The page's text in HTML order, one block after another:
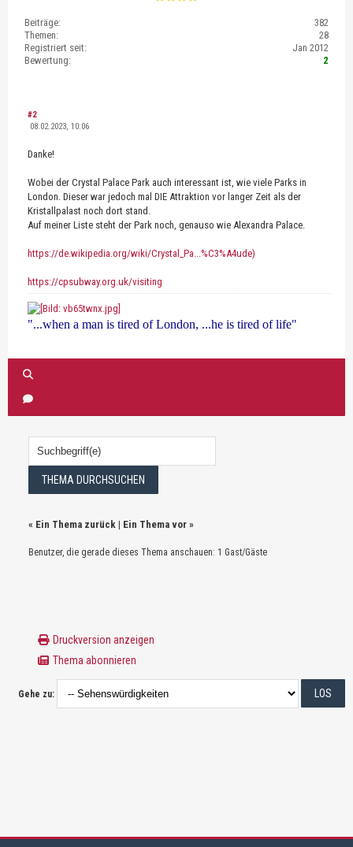
Beiträge:
382
Themen:
28
Registriert seit:
Jan 2012
Bewertung:
2
#2
08.02.2023, 10:06
Danke!
Wobei der Crystal Palace Park auch interessant ist, wie viele Parks in
London. Dieser war jedoch mal DIE Attraktion vor langer Zeit als der
Kristallpalast noch dort stand.
Auf meiner Liste steht der Park noch, genauso wie Alexandra Palace.
https://de.wikipedia.org/wiki/Crystal_Pa...%C3%A4ude)
https://cpsubway.org.uk/visiting
"...when a man is tired of London, ...he is tired of life"
« Ein Thema zurück | Ein Thema vor »
Benutzer, die gerade dieses Thema anschauen: 1 Gast/Gäste
Druckversion anzeigen
Thema abonnieren
Gehe zu: